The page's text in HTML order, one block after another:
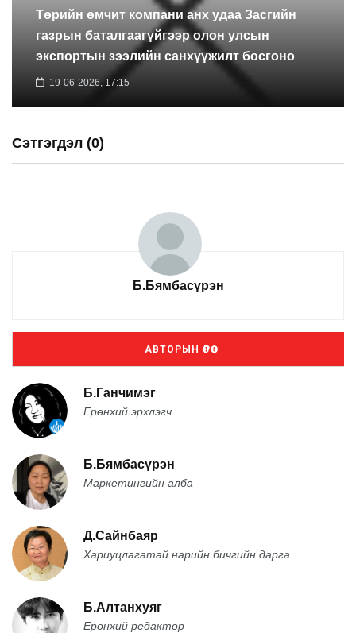
Төрийн өмчит компани анх удаа Засгийн
газрын баталгаагүйгээр олон улсын
экспортын зээлийн санхүүжилт босгоно
19-06-2026, 17:15
Сэтгэгдэл (0)
Б.Бямбасүрэн
АВТОРЫН ӨРӨӨ
Б.Ганчимэг
Ерөнхий эрхлэгч
Б.Бямбасүрэн
Маркетингийн алба
Д.Сайнбаяр
Хариуцлагатай нарийн бичгийн дарга
Б.Алтанхуяг
Ерөнхий редактор